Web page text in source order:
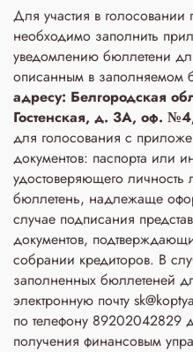
Для участия в голосовании
необходимо заполнить
уведомлению бюллетени
описанным в заполняемом
адресу: Белгородская
Гостенская, д. 3A, оф.
для голосования с
документов: паспорта или
удостоверяющего
бюллетень, надлежаще
случае подписания
документов,
собрании кредиторов. В
заполненных бюллетеней
электронную почту
по телефону 89202042829
получения финансовым